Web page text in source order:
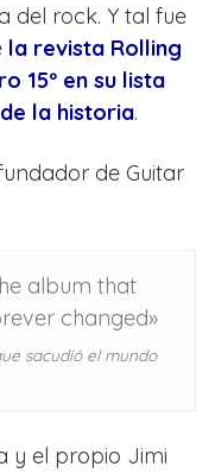
del rock. Y tal fue
la revista Rolling
15º en su lista
la historia.
de Guitar
album that
changed»
sacudió el mundo
y el propio Jimi